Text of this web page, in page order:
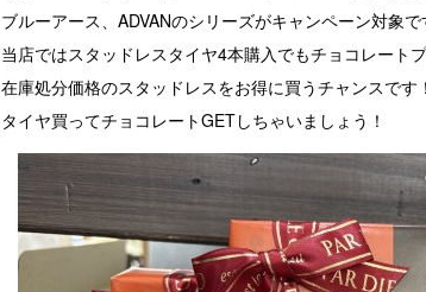
ブルーアース、ADVANのシリーズがキャンペーン対象で
当店ではスタッドレスタイヤ4本購入でもチョコレート
在庫処分価格のスタッドレスをお得に買うチャンスです
タイヤ買ってチョコレートGETしちゃいましょう！